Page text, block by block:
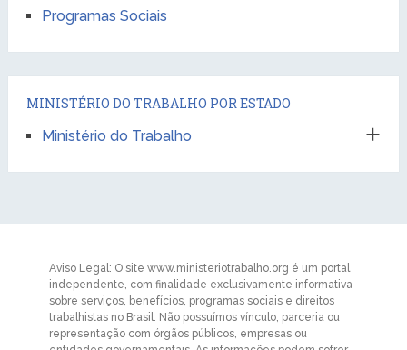
Programas Sociais
MINISTÉRIO DO TRABALHO POR ESTADO
Ministério do Trabalho
Aviso Legal: O site www.ministeriotrabalho.org é um portal
independente, com finalidade exclusivamente informativa
sobre serviços, benefícios, programas sociais e direitos
trabalhistas no Brasil. Não possuímos vínculo, parceria ou
representação com órgãos públicos, empresas ou